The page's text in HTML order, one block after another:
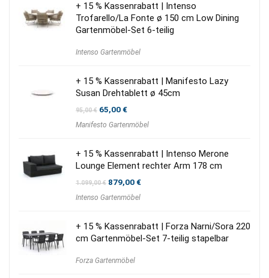
+ 15 % Kassenrabatt | Intenso
Trofarello/La Fonte ø 150 cm Low Dining
Gartenmöbel-Set 6-teilig
Intenso Gartenmöbel
+ 15 % Kassenrabatt | Manifesto Lazy
Susan Drehtablett ø 45cm
95,00€ Ursprünglicher
war:
65,00€Aktueller
ist:
Manifesto Gartenmöbel
+ 15 % Kassenrabatt | Intenso Merone
Lounge Element rechter Arm 178 cm
1.099,00€ Ursprünglicher
war:
879,00€Aktueller
Intenso Gartenmöbel
+ 15 % Kassenrabatt | Forza Narni/Sora 220
cm Gartenmöbel-Set 7-teilig stapelbar
Forza Gartenmöbel